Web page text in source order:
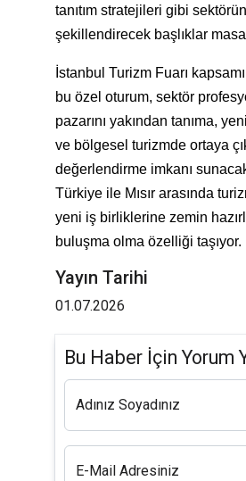
tanıtım stratejileri gibi
şekillendirecek başlıklar
İstanbul Turizm Fuarı
bu özel oturum, sektör
pazarını yakından tanıma,
ve bölgesel turizmde ortaya
değerlendirme imkanı
Türkiye ile Mısır arasında
yeni iş birliklerine zemin
buluşma olma özelliği taşıyor.
Yayın Tarihi
01.07.2026
Bu Haber İçin Yorum
Adınız Soyadınız
E-Mail Adresiniz